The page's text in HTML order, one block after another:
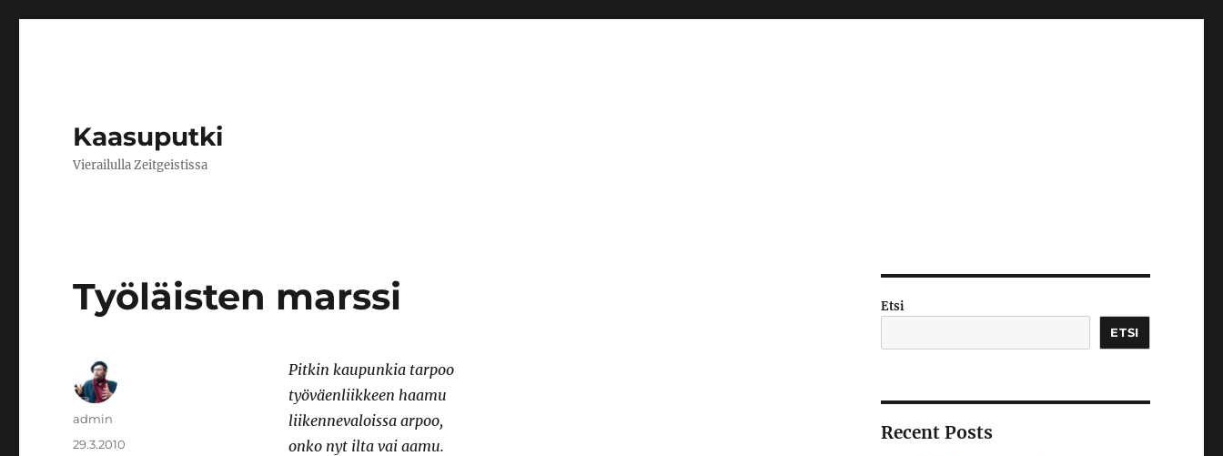
Kaasuputki
Vierailulla Zeitgeistissa
Työläisten marssi
Pitkin kaupunkia tarpoo
työväenliikkeen haamu
liikennevaloissa arpoo,
onko nyt ilta vai aamu.
Kirjoittaja
admin
Julkaistu
29.3.2010
Etsi
ETSI
Recent Posts